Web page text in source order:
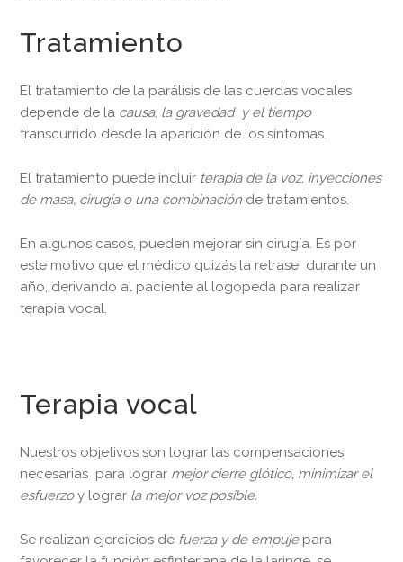
Tratamiento
El tratamiento de la parálisis de las cuerdas vocales
depende de la causa, la gravedad y el tiempo
transcurrido desde la aparición de los síntomas.
El tratamiento puede incluir terapia de la voz, inyecciones
de masa, cirugía o una combinación de tratamientos.
En algunos casos, pueden mejorar sin cirugía. Es por
este motivo que el médico quizás la retrase durante un
año, derivando al paciente al logopeda para realizar
terapia vocal.
Terapia vocal
Nuestros objetivos son lograr las compensaciones
necesarias para lograr mejor cierre glótico, minimizar el
esfuerzoy lograr la mejor voz posible.
Se realizan ejercicios de fuerza y de empujepara